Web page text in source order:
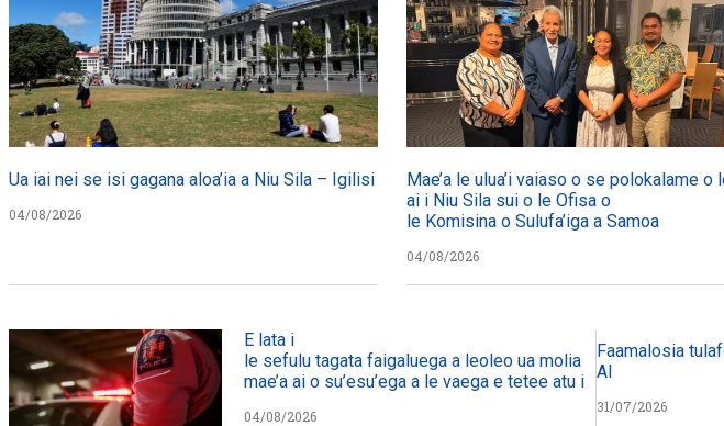
Ua iai nei se isi gagana aloa’ia a Niu Sila – Igilisi
04/08/2026
Mae’a le ulua’i vaiaso o se polokalame o
ai i Niu Sila sui o le Ofisa o
le Komisina o Sulufa’iga a Samoa
04/08/2026
E lata i
le sefulu tagata faigaluega a leoleo ua molia i le tulafono i le
mae’a ai o su’esu’ega a le vaega e tetee atu i faiga pi’opi’o
04/08/2026
Faamalosia
AI
31/07/2026